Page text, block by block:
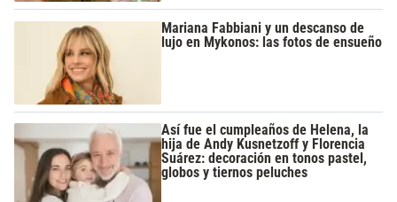
Mariana Fabbiani y un descanso de
lujo en Mykonos: las fotos de ensueño
Así fue el cumpleaños de Helena, la
hija de Andy Kusnetzoff y Florencia
Suárez: decoración en tonos pastel,
globos y tiernos peluches